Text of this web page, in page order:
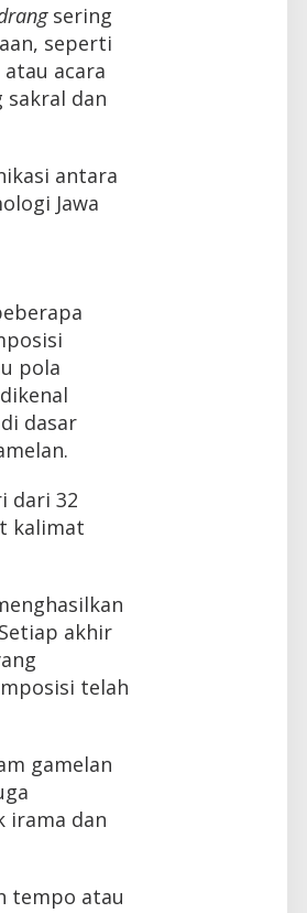
sering
seperti
acara
sakral dan
antara
Jawa
pola
dasar
dari 32
kalimat
akhir
telah
gamelan
irama dan
tempo atau